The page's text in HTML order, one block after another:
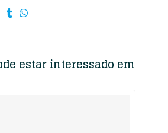
estar interessado em